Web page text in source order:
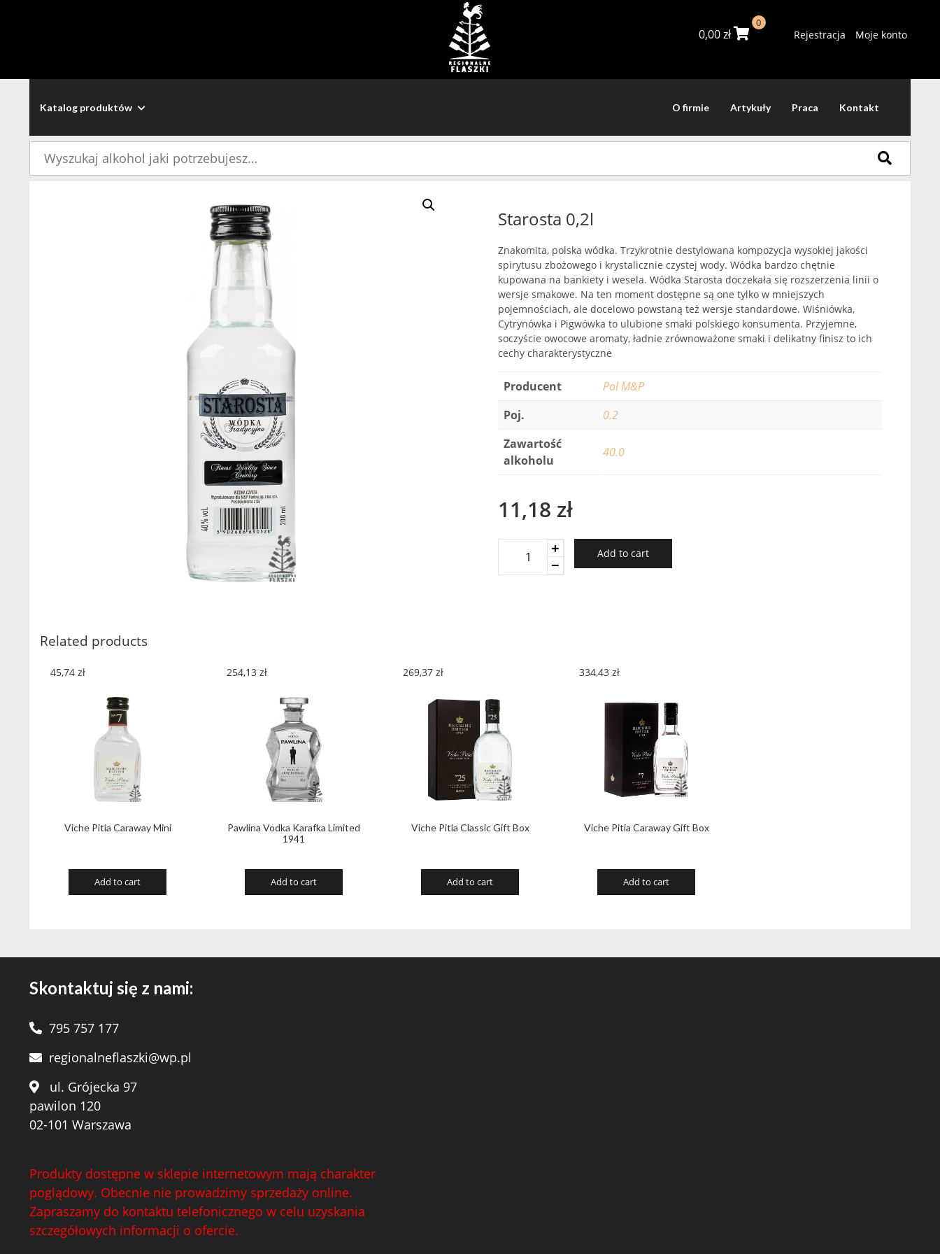
0,00zł
0
Rejestracja Moje konto
Katalog produktów O firmie Artykuły Praca Kontakt
Starosta 0,2l
Znakomita, polska wódka. Trzykrotnie destylowana kompozycja wysokiej jakości
spirytusu zbożowego i krystalicznie czystej wody. Wódka bardzo chętnie
kupowana na bankiety i wesela. Wódka Starosta doczekała się rozszerzenia linii o
wersje smakowe. Na ten moment dostępne są one tylko w mniejszych
pojemnościach, ale docelowo powstaną też wersje standardowe. Wiśniówka,
Cytrynówka i Pigwówka to ulubione smaki polskiego konsumenta. Przyjemne,
soczyście owocowe aromaty, ładnie zrównoważone smaki i delikatny finisz to ich
cechy charakterystyczne
Producent
Pol M&P
Poj.
0.2
Zawartość
alkoholu
40.0
11,18 zł
Add to cart
Related products
Viche Pitia Caraway Mini
45,74 zł
Add to cart
Pawlina Vodka Karafka Limited
1941
254,13 zł
Add to cart
Viche Pitia Classic Gift Box
269,37 zł
Add to cart
Viche Pitia Caraway Gift Box
334,43 zł
Add to cart
Skontaktuj się z nami:
795 757 177
regionalneflaszki@wp.pl
ul. Grójecka 97
pawilon 120
02-101 Warszawa
Produkty dostępne w sklepie internetowym mają charakter
poglądowy. Obecnie nie prowadzimy sprzedaży online.
Zapraszamy do kontaktu telefonicznego w celu uzyskania
szczegółowych informacji o ofercie.